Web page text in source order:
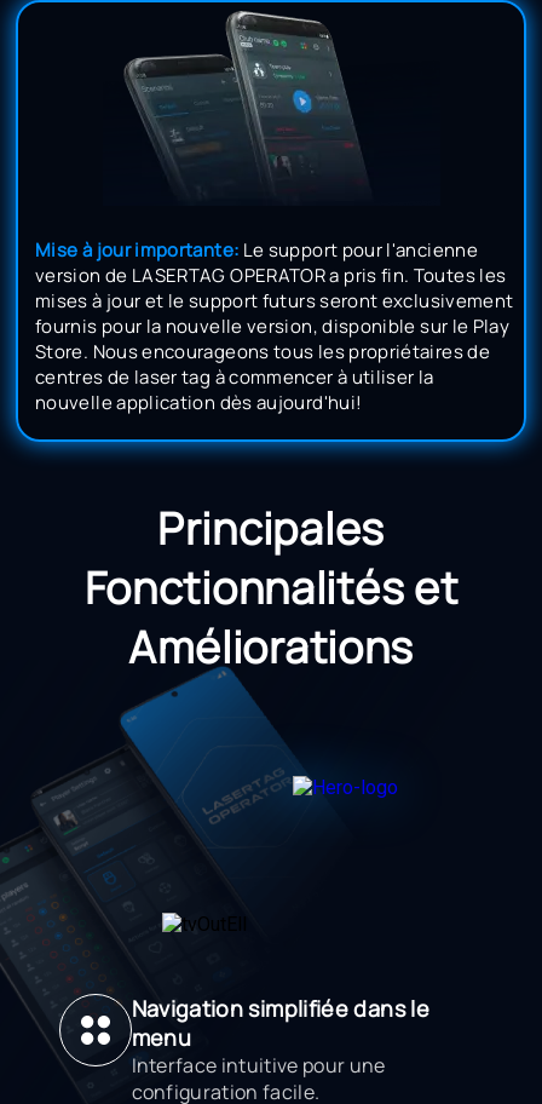
Mise à jour importante: Le support pour l'ancienne
version de LASERTAG OPERATOR a pris fin. Toutes les
mises à jour et le support futurs seront exclusivement
fournis pour la nouvelle version, disponible sur le Play
Store. Nous encourageons tous les propriétaires de
centres de laser tag à commencer à utiliser la
nouvelle application dès aujourd'hui!
Principales
Fonctionnalités et
Améliorations
Navigation simplifiée dans le
menu
Interface intuitive pour une
configuration facile.